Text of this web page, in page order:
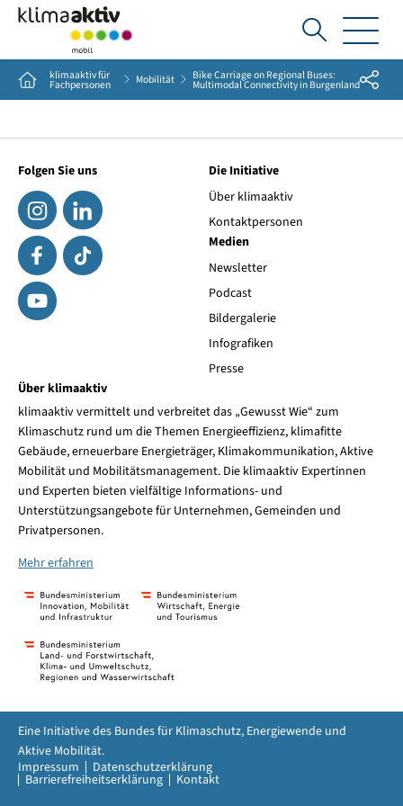
Ich
suche...
Home klimaaktiv für
Fachpersonen Mobilität Bike Carriage on Regional Buses:
Multimodal Connectivity in BurgenlandShare
Folgen Sie uns
Die Initiative
Über klimaaktiv
Kontaktpersonen
Medien
Newsletter
Podcast
Bildergalerie
Infografiken
Presse
Über klimaaktiv
klimaaktiv vermittelt und verbreitet das „Gewusst Wie“ zum
Klimaschutz rund um die Themen Energieeffizienz, klimafitte
Gebäude, erneuerbare Energieträger, Klimakommunikation, Aktive
Mobilität und Mobilitätsmanagement. Die klimaaktiv Expertinnen
und Experten bieten vielfältige Informations- und
Unterstützungsangebote für Unternehmen, Gemeinden und
Privatpersonen.
Mehr erfahren
Impressum Datenschutzerklärung
Barrierefreiheitserklärung Kontakt
Eine Initiative des Bundes für Klimaschutz, Energiewende und
Aktive Mobilität.